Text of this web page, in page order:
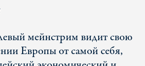
мейнстрим видит свою
Европы от самой себя,